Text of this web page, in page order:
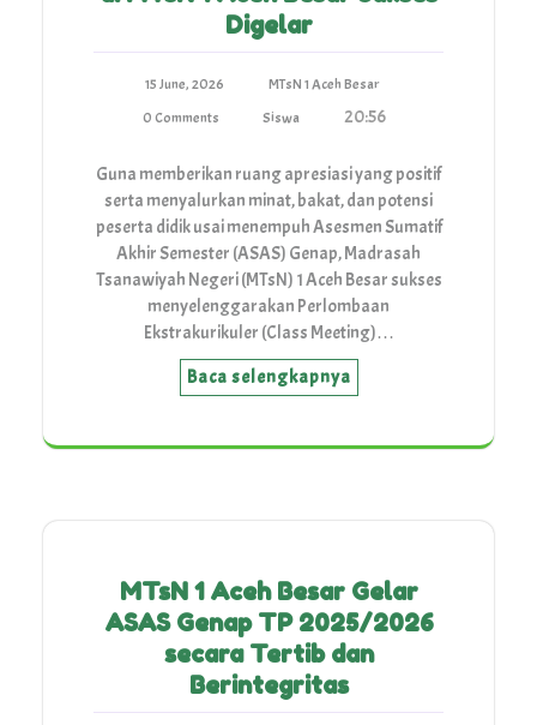
Digelar
15 June, 2026
MTsN 1 Aceh Besar
0 Comments
Siswa 20:56
Guna memberikan ruang apresiasi yang positif
serta menyalurkan minat, bakat, dan potensi
peserta didik usai menempuh Asesmen Sumatif
Akhir Semester (ASAS) Genap, Madrasah
Tsanawiyah Negeri (MTsN) 1 Aceh Besar sukses
menyelenggarakan Perlombaan
Ekstrakurikuler (Class Meeting)…
Baca selengkapnya
MTsN 1 Aceh Besar Gelar
ASAS Genap TP 2025/2026
secara Tertib dan
Berintegritas